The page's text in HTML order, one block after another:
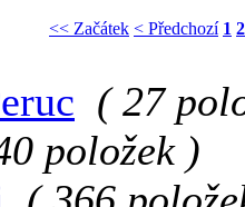
<< Začátek < Předchozí 1 2
( 27
položek )